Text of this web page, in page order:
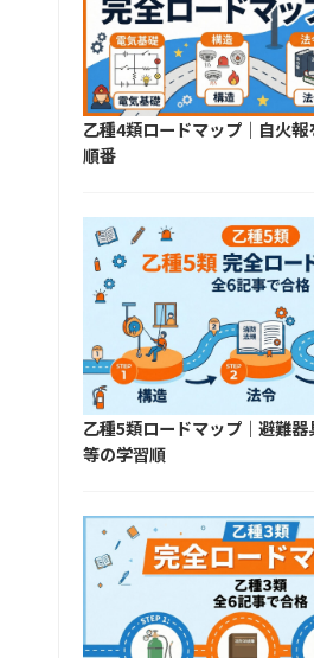
乙種4類ロードマップ｜自火
順番
乙種5類ロードマップ｜避難
等の学習順